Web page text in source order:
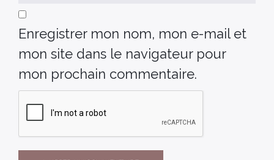
Enregistrer mon nom, mon e-mail et
mon site dans le navigateur pour
mon prochain commentaire.